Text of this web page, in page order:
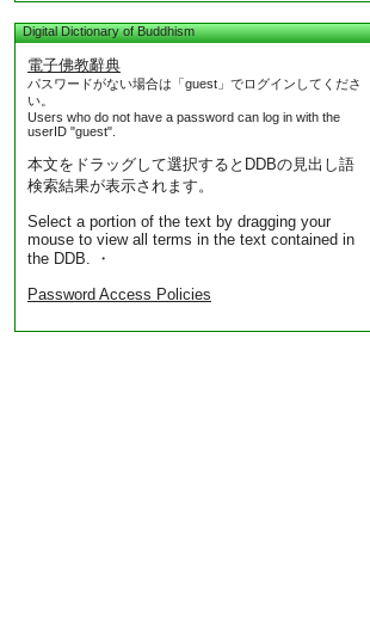
Digital Dictionary of Buddhism
電子佛教辭典
パスワードがない場合は「guest」でログインしてくださ
い。
Users who do not have a password can log in with the
userID "guest".
本文をドラッグして選択するとDDBの見出し語
検索結果が表示されます。
Select a portion of the text by dragging your
mouse to view all terms in the text contained in
the DDB. ・
Password Access Policies